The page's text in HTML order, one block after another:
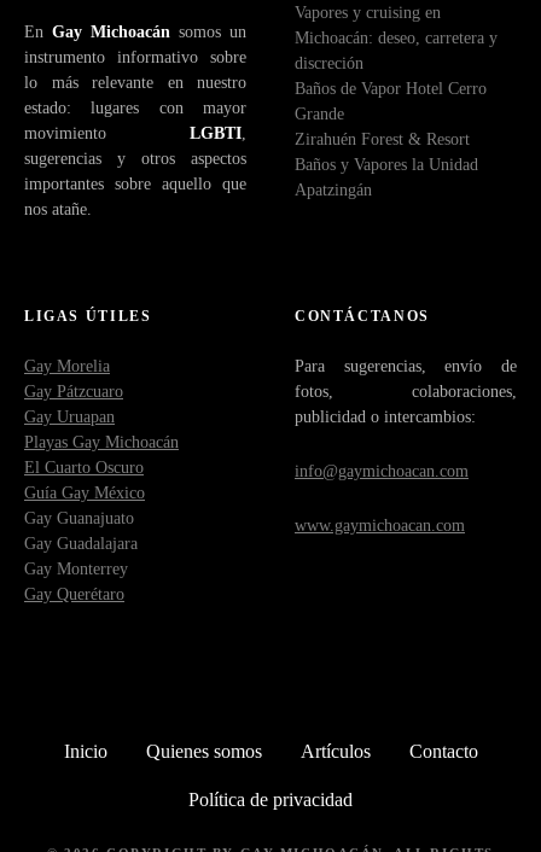
r
ó
n
i
c
o
En Gay Michoacán somos un
instrumento informativo sobre
lo más relevante en nuestro
estado: lugares con mayor
movimiento LGBTI
sugerencias y otros aspectos
importantes sobre aquello que
nos atañe.
Vapores y cruising en
Michoacán: deseo, carretera y
discreción
Baños de Vapor Hotel Cerro
Grande
Zirahuén Forest & Resort
Baños y Vapores la Unidad
Apatzingán
LIGAS ÚTILES
Gay Morelia
Gay Pátzcuaro
Gay Uruapan
Playas Gay Michoacán
El Cuarto Oscuro
Guía Gay México
Gay Guanajuato
Gay Guadalajara
Gay Monterrey
Gay Querétaro
CONTÁCTANOS
Para sugerencias, envío de
fotos, colaboraciones,
publicidad o intercambios:
info@gaymichoacan.com
www.gaymichoacan.com
Inicio Quienes somos Artículos Contacto
Política de privacidad